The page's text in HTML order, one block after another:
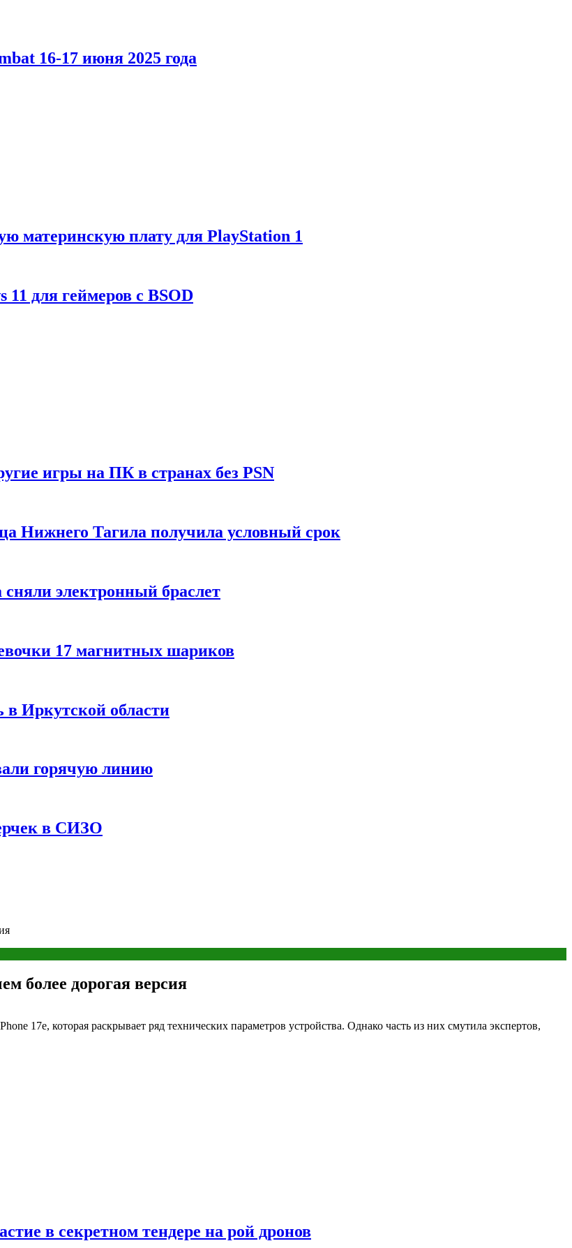
16-17 июня 2025 года
материнскую плату для PlayStation 1
11 для геймеров с BSOD
игры на ПК в странах без PSN
Нижнего Тагила получила условный срок
электронный браслет
17 магнитных шариков
в Иркутской области
горячую линию
в СИЗО
более дорогая версия
17e, которая раскрывает ряд технических параметров устройства. Однако часть из них смутила экспертов,
в секретном тендере на рой дронов